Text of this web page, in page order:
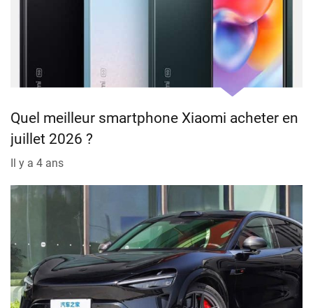
Quel meilleur smartphone Xiaomi acheter en
juillet 2026 ?
Il y a 4 ans